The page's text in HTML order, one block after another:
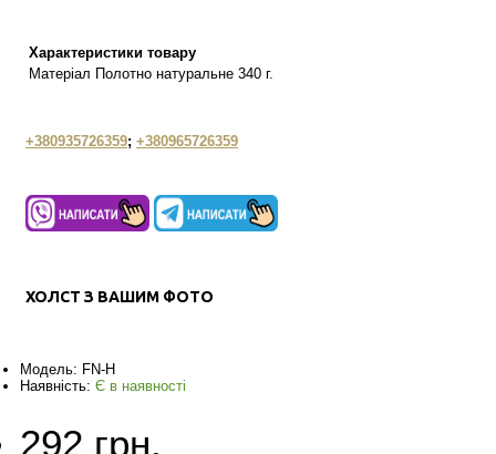
Характеристики товару
Матеріал Полотно натуральне 340 г.
+380935726359; +380965726359
ХОЛСТ З ВАШИМ ФОТО
Модель: FN-H
Наявність: Є в наявності
292 грн.